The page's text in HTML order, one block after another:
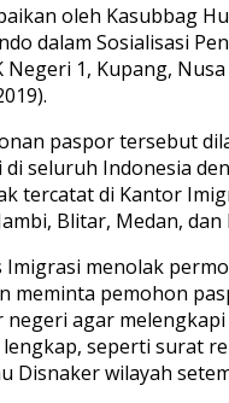
oleh Kasubbag
dalam Sosialisasi
Negeri 1, Kupang,
paspor tersebut
seluruh Indonesia
tercatat di Kantor
Blitar, Medan, dan
Imigrasi menolak
meminta pemohon
negeri agar
seperti surat
Disnaker wilayah